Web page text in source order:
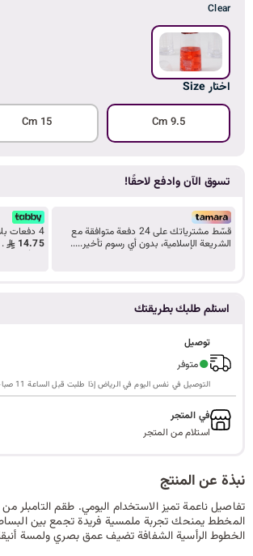
Clear
اختار Size
9.5 Cm
15 Cm
تسوق الآن وادفع لاحقًا!
قسّط مشترياتك على 24 دفعة متوافقة مع
الشريعة الإسلامية، بدون أي رسوم تأخير.....
4 دفعات بلا فوائد بقيمة
14.75
.
استلم طلبك بطريقتك
توصيل
●متوفر
التوصيل في نفس اليوم في الرياض إذا طلبت قبل الساعة 11 صباحاً.
في المتجر
استلام من المتجر
نبذة عن المنتج
تفاصيل ناعمة تميز الاستخدام اليومي. طقم التامبلر
المخطط يمنحك تجربة ملمسية فريدة تجمع بين
الخطوط الرأسية الشفافة تضيف عمق بصري ولمسة